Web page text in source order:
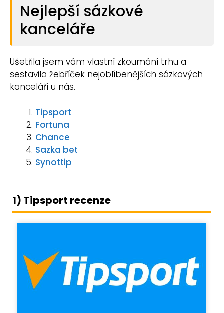
Nejlepší sázkové
kanceláře
Ušetřila jsem vám vlastní zkoumání trhu a
sestavila žebříček nejoblíbenějších sázkových
kanceláří u nás.
Tipsport
Fortuna
Chance
Sazka bet
Synottip
1) Tipsport recenze